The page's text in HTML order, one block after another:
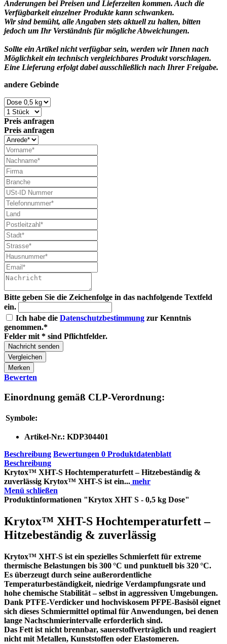
Änderungen bei Preisen und Lieferzeiten kommen. Auch die
Verfügbarkeit einzelner Produkte kann schwanken.
Wir sind bemüht, alle Angaben stets aktuell zu halten, bitten
jedoch um Ihr Verständnis für mögliche Abweichungen.
Sollte ein Artikel nicht verfügbar sein, werden wir Ihnen nach
Möglichkeit ein technisch vergleichbares Produkt vorschlagen.
Eine Lieferung erfolgt dabei ausschließlich nach Ihrer Freigabe.
andere Gebinde
Preis anfragen
Preis anfragen
Bitte geben Sie die Zeichenfolge in das nachfolgende Textfeld
ein.
Ich habe die Datenschutzbestimmung zur Kenntnis
genommen.*
Felder mit * sind Pflichtfelder.
Nachricht senden
Vergleichen
Merken
Bewerten
Einordnung gemäß CLP-Verordnung:
Symbole:
Artikel-Nr.: KDP304401
Beschreibung Bewertungen 0 Produktdatenblatt
Beschreibung
Krytox™ XHT-S Hochtemperaturfett – Hitzebeständig &
zuverlässig Krytox™ XHT-S ist ein... mehr
Menü schließen
Produktinformationen "Krytox XHT S - 0,5 kg Dose"
Krytox™ XHT-S Hochtemperaturfett –
Hitzebeständig & zuverlässig
Krytox™ XHT-S ist ein spezielles Schmierfett für extreme
thermische Belastungen bis 300 °C und punktuell bis 320 °C.
Es überzeugt durch seine außerordentliche
Temperaturbeständigkeit, niedrige Verdampfungsrate und
hohe chemische Stabilität – selbst in aggressiven Umgebungen.
Dank PTFE-Verdicker und hochviskosem PFPE-Basisöl eignet
sich dieses Schmiermittel optimal für Anwendungen, bei denen
lange Nachschmierintervalle erforderlich sind.
Das Fett ist nicht brennbar, sauerstoffverträglich und reagiert
nicht mit Metallen, Kunststoffen oder Elastomeren.